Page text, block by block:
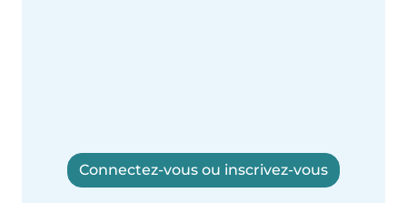
Connectez-vous ou inscrivez-vous